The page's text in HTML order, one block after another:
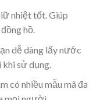
nhiệt tốt. Giúp
hồ.
dễ dàng lấy nước
sử dụng.
có nhiều mẫu mã đa